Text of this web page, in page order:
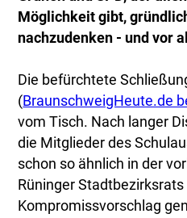
Möglichkeit gibt,
nachzudenken - und vor
Die befürchtete
(BraunschweigHeute.de
vom Tisch. Nach langer
die Mitglieder des
schon so ähnlich in der
Rüninger Stadtbezirksrats
Kompromissvorschlag